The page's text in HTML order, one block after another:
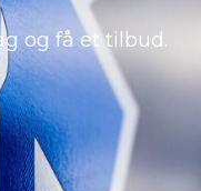
og få et tilbud.